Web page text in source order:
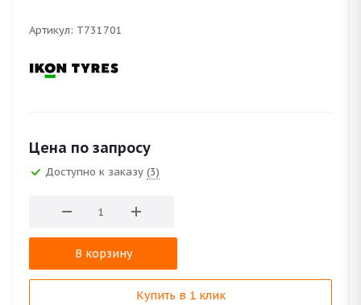
Артикул: T731701
Цена по запросу
Доступно к заказу (3)
В корзину
Купить в 1 клик